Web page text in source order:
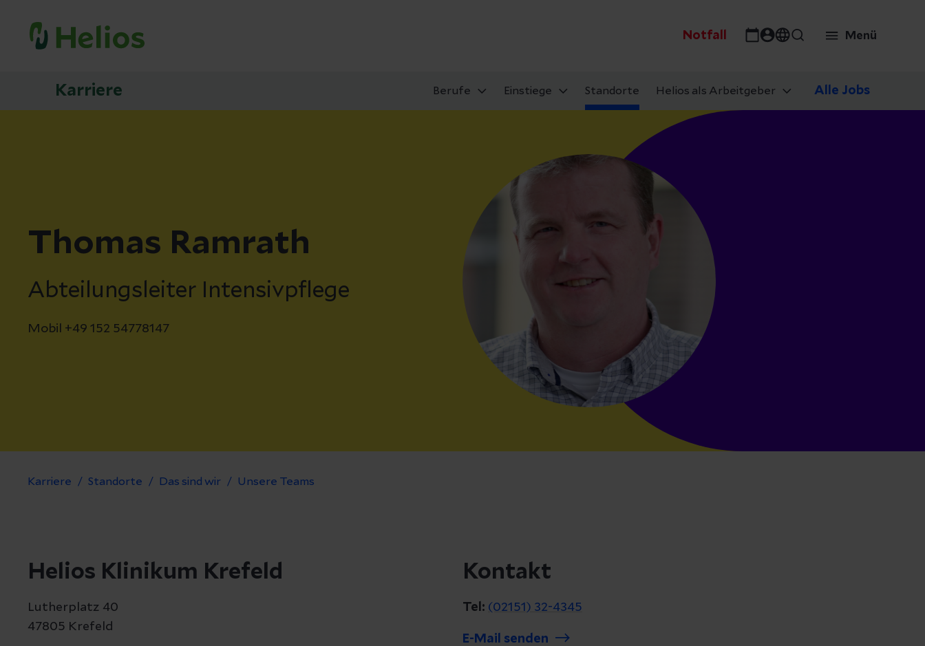
Notfall Menü
Karriere Berufe Einstiege Standorte Helios als Arbeitgeber Alle Jobs
Thomas Ramrath
Abteilungsleiter Intensivpflege
Mobil +49 152 54778147
Karriere Standorte Das sind wir Unsere Teams
Helios Klinikum Krefeld
Lutherplatz 40
47805 Krefeld
Kontakt
Tel: (02151) 32-4345
E-Mail senden